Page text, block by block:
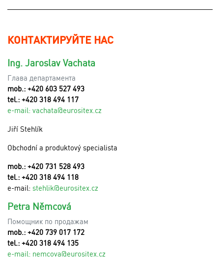
КОНТАКТИРУЙТЕ НАС
Ing. Jaroslav Vachata
Глава департамента
mob.: +420 603 527 493
tel.: +420 318 494 117
e-mail: vachata@eurositex.cz
Jiří Stehlík
Obchodní a produktový specialista
mob.: +420 731 528 493
tel.: +420 318 494 118
e-mail: stehlik@eurositex.cz
Petra Němcová
Помощник по продажам
mob.: +420 739 017 172
tel.: +420 318 494 135
e-mail: nemcova@eurositex.cz